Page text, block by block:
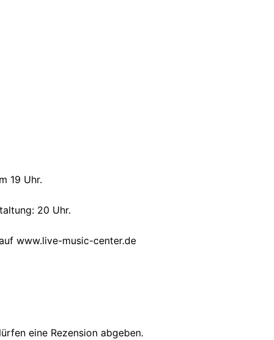
19 Uhr.
20 Uhr.
www.live-music-center.de
eine Rezension abgeben.